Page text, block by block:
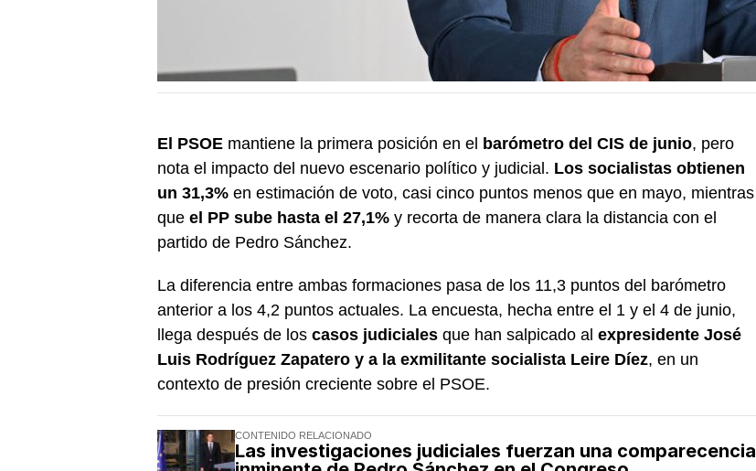
El PSOE mantiene la primera posición en el barómetro del CIS de junio, pero
nota el impacto del nuevo escenario político y judicial. Los socialistas obtienen
un 31,3% en estimación de voto, casi cinco puntos menos que en mayo, mientras
que el PP sube hasta el 27,1% y recorta de manera clara la distancia con el
partido de Pedro Sánchez.
La diferencia entre ambas formaciones pasa de los 11,3 puntos del barómetro
anterior a los 4,2 puntos actuales. La encuesta, hecha entre el 1 y el 4 de junio,
llega después de los casos judiciales que han salpicado al expresidente José
Luis Rodríguez Zapatero y a la exmilitante socialista Leire Díez, en un
contexto de presión creciente sobre el PSOE.
CONTENIDO RELACIONADO
Las investigaciones judiciales fuerzan una comparecencia